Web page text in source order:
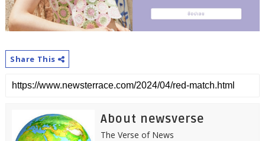
Share This
About newsverse
The Verse of News